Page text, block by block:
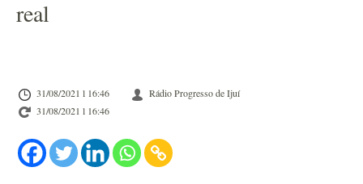
real
31/08/2021 l 16:46
Rádio Progresso de Ijuí
31/08/2021 l 16:46